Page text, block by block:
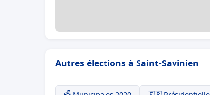
Autres élections à Saint-Savinien